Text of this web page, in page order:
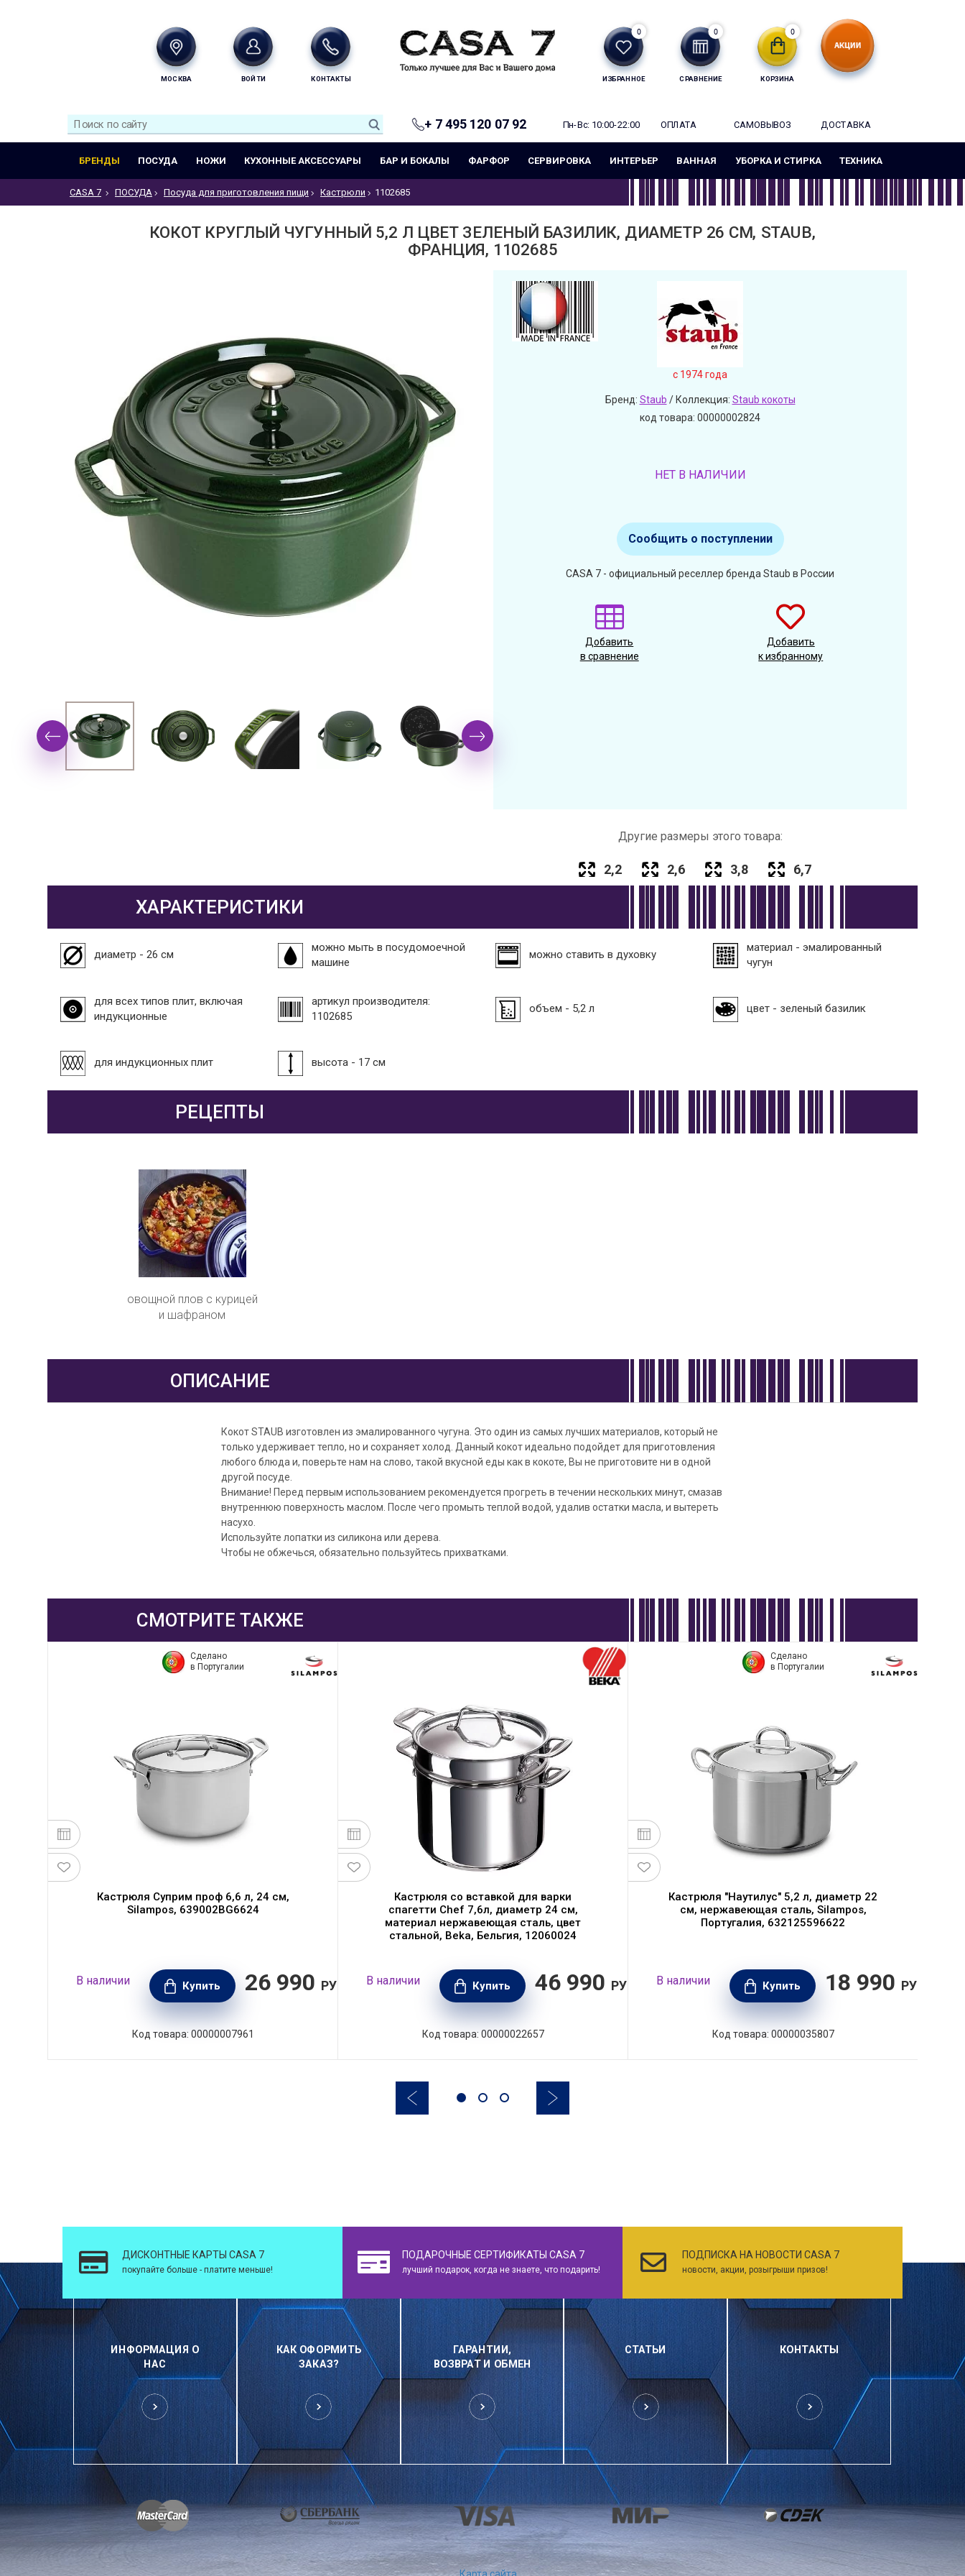
МОСКВА ВОЙТИ КОНТАКТЫ ИЗБРАННОЕ
0
СРАВНЕНИЕ
0
КОРЗИНА
0
+ 7 495 120 07 92 Пн-Вс: 10:00-22:00 ОПЛАТА САМОВЫВОЗ ДОСТАВКА
БРЕНДЫ ПОСУДА НОЖИ КУХОННЫЕ АКСЕССУАРЫ БАР И БОКАЛЫ ФАРФОР СЕРВИРОВКА ИНТЕРЬЕР ВАННАЯ УБОРКА И СТИРКА ТЕХНИКА
CASA 7 ПОСУДА Посуда для приготовления пищи Кастрюли 1102685
КОКОТ КРУГЛЫЙ ЧУГУННЫЙ 5,2 Л ЦВЕТ ЗЕЛЕНЫЙ БАЗИЛИК, ДИАМЕТР 26 СМ, STAUB,
ФРАНЦИЯ, 1102685
c 1974 года
Бренд: Staub / Коллекция: Staub кокоты
код товара: 00000002824
НЕТ В НАЛИЧИИ
Сообщить о поступлении
CASA 7 - официальный реселлер бренда Staub в России
Добавить
в сравнение
Добавить
к избранному
Другие размеры этого товара:
2,2 2,6 3,8 6,7
ХАРАКТЕРИСТИКИ
диаметр - 26 см
можно мыть в посудомоечной
машине
можно ставить в духовку
материал - эмалированный
чугун
для всех типов плит, включая
индукционные
артикул производителя:
1102685
объем - 5,2 л цвет - зеленый базилик
для индукционных плит высота - 17 см
РЕЦЕПТЫ
овощной плов с курицей
и шафраном
ОПИСАНИЕ
Кокот STAUB изготовлен из эмалированного чугуна. Это один из самых лучших материалов, который не
только удерживает тепло, но и сохраняет холод. Данный кокот идеально подойдет для приготовления
любого блюда и, поверьте нам на слово, такой вкусной еды как в кокоте, Вы не приготовите ни в одной
другой посуде.
Внимание! Перед первым использованием рекомендуется прогреть в течении нескольких минут, смазав
внутреннюю поверхность маслом. После чего промыть теплой водой, удалив остатки масла, и вытереть
насухо.
Используйте лопатки из силикона или дерева.
Чтобы не обжечься, обязательно пользуйтесь прихватками.
СМОТРИТЕ ТАКЖЕ
Сделано
в Португалии
Кастрюля Суприм проф 6,6 л, 24 см,
Silampos, 639002BG6624
В наличии Купить 26 990 РУБ.
Код товара: 00000007961
Кастрюля со вставкой для варки
спагетти Chef 7,6л, диаметр 24 см,
материал нержавеющая сталь, цвет
стальной, Beka, Бельгия, 12060024
В наличии Купить 46 990 РУБ.
Код товара: 00000022657
Сделано
в Португалии
Кастрюля "Наутилус" 5,2 л, диаметр 22
см, нержавеющая сталь, Silampos,
Португалия, 632125596622
В наличии Купить 18 990 РУБ.
Код товара: 00000035807
ДИСКОНТНЫЕ КАРТЫ CASA 7
покупайте больше - платите меньше!
ПОДАРОЧНЫЕ СЕРТИФИКАТЫ CASA 7
лучший подарок, когда не знаете, что подарить!
ПОДПИСКА НА НОВОСТИ CASA 7
новости, акции, розыгрыши призов!
ИНФОРМАЦИЯ О
НАС
КАК ОФОРМИТЬ
ЗАКАЗ?
ГАРАНТИИ,
ВОЗВРАТ И ОБМЕН
СТАТЬИ КОНТАКТЫ
Карта сайта